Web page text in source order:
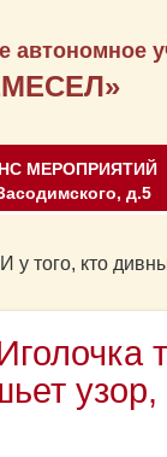
автономное
МЕРОПРИЯТИЙ
д.5
у того, кто